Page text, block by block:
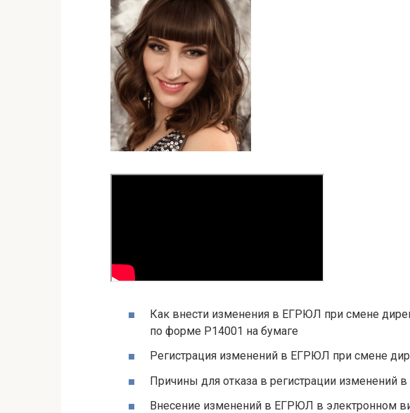
Как внести изменения в ЕГРЮЛ при смене
по форме Р14001 на бумаге
Регистрация изменений в ЕГРЮЛ при смене
Причины для отказа в регистрации изменений
Внесение изменений в ЕГРЮЛ в электронном